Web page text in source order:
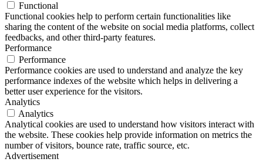
Functional
Functional cookies help to perform certain functionalities like
sharing the content of the website on social media platforms, collect
feedbacks, and other third-party features.
Performance
Performance
Performance cookies are used to understand and analyze the key
performance indexes of the website which helps in delivering a
better user experience for the visitors.
Analytics
Analytics
Analytical cookies are used to understand how visitors interact with
the website. These cookies help provide information on metrics the
number of visitors, bounce rate, traffic source, etc.
Advertisement